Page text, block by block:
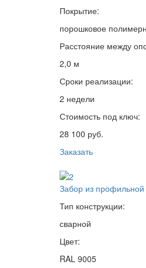
Покрытие:
порошковое
Расстояние между
2,0 м
Сроки реализации:
2 недели
Стоимость под ключ:
28 100 руб.
Заказать
Забор из
Тип конструкции:
сварной
Цвет:
RAL 9005